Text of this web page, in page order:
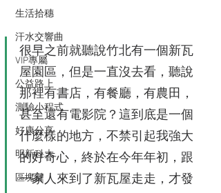
生活拾穗
汗水交響曲
VIP專屬
公益路上
測驗小程式
好康分享
明新科大
區塊鏈
很早之前就聽說竹北有一個新瓦
屋園區，但是一直沒去看，聽說
那裡有書店，有餐廳，有農田，
甚至還有電影院？這到底是一個
什麼樣的地方，不禁引起我強大
的好奇心，終於在今年年初，跟
一家人來到了新瓦屋走走，才發